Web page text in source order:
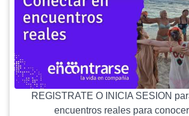
REGISTRATE O INICIA SESION
encuentros reales para